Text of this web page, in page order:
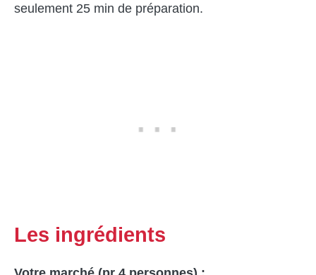
seulement 25 min de préparation.
Les ingrédients